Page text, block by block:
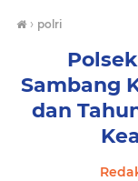
› polri
Sambang
dan